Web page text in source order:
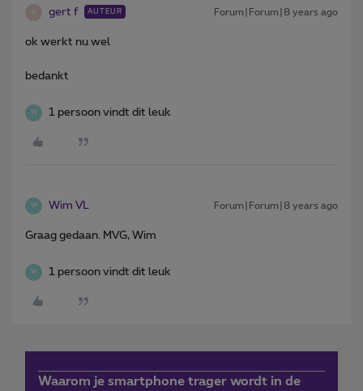
gert f AUTEUR Forum|Forum|8 years ago
ok werkt nu wel
bedankt
W 1 persoon vindt dit leuk
W Wim VL Forum|Forum|8 years ago
Graag gedaan. MVG, Wim
W 1 persoon vindt dit leuk
Waarom je smartphone trager wordt in de